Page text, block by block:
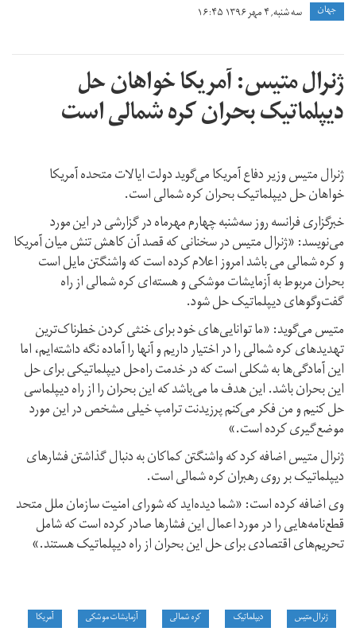
جهان سه شنبه, ۴ مهر ۱۳۹۶ ۱۶:۴۵
ژنرال متیس: آمریکا خواهان حل
دیپلماتیک بحران کره شمالی است
ژنرال متیس وزیر دفاع آمریکا می‌گوید دولت ایالات متحده آمریکا
خواهان حل دیپلماتیک بحران کره شمالی است.
خبرگزاری فرانسه روز سه‌شنبه چهارم مهرماه در گزارشی در این مورد
می‌نویسد: «ژنرال متیس در سخنانی که قصد آن کاهش تنش میان آمریکا
و کره شمالی می باشد امروز اعلام کرده است که واشنگتن مایل است
بحران مربوط به آزمایشات موشکی و هسته‌ای کره شمالی از راه
گفت‌وگوهای دیپلماتیک حل شود.
متیس می‌گوید: «ما توانایی‌های خود برای خنثی کردن خطرناک‌ترین
تهدیدهای کره شمالی را در اختیار داریم و آنها را آماده نگه داشته‌ایم، اما
این آمادگی‌ها به شکلی است که در خدمت راه‌حل دیپلماتیکی برای حل
این بحران باشد. این هدف ما می‌باشد که این بحران را از راه دیپلماسی
حل کنیم و من فکر می‌کنم پرزیدنت ترامپ خیلی مشخص در این مورد
موضع‌گیری کرده است.»
ژنرال متیس اضافه کرد که واشنگتن کماکان به دنبال گذاشتن فشارهای
دیپلماتیک بر روی رهبران کره شمالی است.
وی اضافه کرده است: «شما دیده‌اید که شورای امنیت سازمان ملل متحد
قطع‌نامه‌هایی را در مورد اعمال این فشارها صادر کرده است که شامل
تحریم‌های اقتصادی برای حل این بحران از راه دیپلماتیک هستند.»
ژنرال متیس دیپلماتیک کره شمالی آزمایشات موشکی آمریکا